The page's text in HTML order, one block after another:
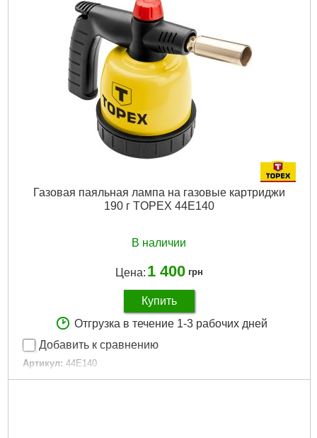
Рабочая температура: 1350°C
Расход газа: 180 g/h
Вес газового картриджа:
190 g
Габариты упаковки: 240x160x110 мм
Вес брутто: 530 г
Подробнее...
Газовая паяльная лампа на газовые картриджи
190 г TOPEX 44E140
В наличии
Цена: 1 400 грн
Купить
Отгрузка в течение 1-3 рабочих дней
Добавить к сравнению
Артикул: 44E140
Код товара: 23.43.03